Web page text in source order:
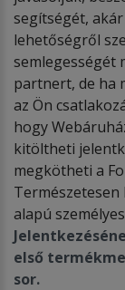
segítségét,
lehetőségről
semlegességét
partnert, de ha
az Ön
hogy
kitöltheti
megkötheti a
alapú
Jelentkezésé
első termé
sor.